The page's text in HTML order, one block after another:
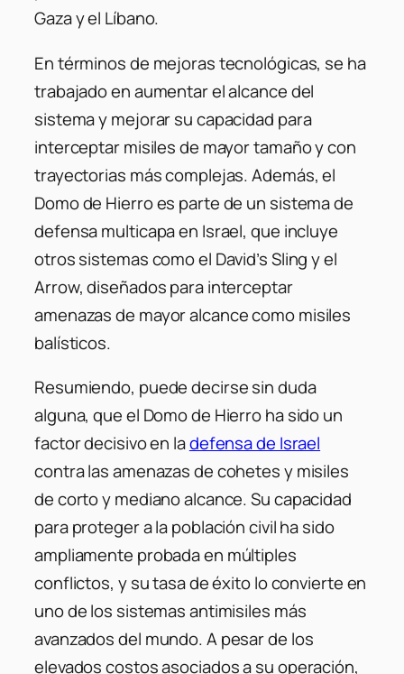
Gaza y el Líbano.
En términos de mejoras tecnológicas, se ha
trabajado en aumentar el alcance del
sistema y mejorar su capacidad para
interceptar misiles de mayor tamaño y con
trayectorias más complejas. Además, el
Domo de Hierro es parte de un sistema de
defensa multicapa en Israel, que incluye
otros sistemas como el David’s Sling y el
Arrow, diseñados para interceptar
amenazas de mayor alcance como misiles
balísticos.
Resumiendo, puede decirse sin duda
alguna, que el Domo de Hierro ha sido un
factor decisivo en ladefensa de Israel
contra las amenazas de cohetes y misiles
de corto y mediano alcance. Su capacidad
para proteger a la población civil ha sido
ampliamente probada en múltiples
conflictos, y su tasa de éxito lo convierte en
uno de los sistemas antimisiles más
avanzados del mundo. A pesar de los
elevados costos asociados a su operación,